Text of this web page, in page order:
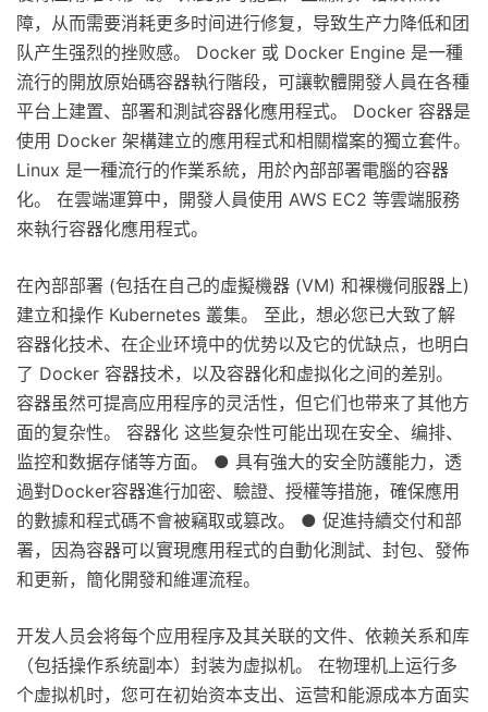
障，从而需要消耗更多时间进行修复，导致生产力降低和团
队产生强烈的挫败感。 Docker 或 Docker Engine 是一種
流行的開放原始碼容器執行階段，可讓軟體開發人員在各種
平台上建置、部署和測試容器化應用程式。 Docker 容器是
使用 Docker 架構建立的應用程式和相關檔案的獨立套件。
Linux 是一種流行的作業系統，用於內部部署電腦的容器
化。 在雲端運算中，開發人員使用 AWS EC2 等雲端服務
來執行容器化應用程式。
在內部部署 (包括在自己的虛擬機器 (VM) 和裸機伺服器上)
建立和操作 Kubernetes 叢集。 至此，想必您已大致了解
容器化技术、在企业环境中的优势以及它的优缺点，也明白
了 Docker 容器技术，以及容器化和虚拟化之间的差别。
容器虽然可提高应用程序的灵活性，但它们也带来了其他方
面的复杂性。 容器化 这些复杂性可能出现在安全、编排、
监控和数据存储等方面。 ● 具有強大的安全防護能力，透
過對Docker容器進行加密、驗證、授權等措施，確保應用
的數據和程式碼不會被竊取或篡改。 ● 促進持續交付和部
署，因為容器可以實現應用程式的自動化測試、封包、發佈
和更新，簡化開發和維運流程。
开发人员会将每个应用程序及其关联的文件、依赖关系和库
（包括操作系统副本）封装为虚拟机。 在物理机上运行多
个虚拟机时，您可在初始资本支出、运营和能源成本方面实